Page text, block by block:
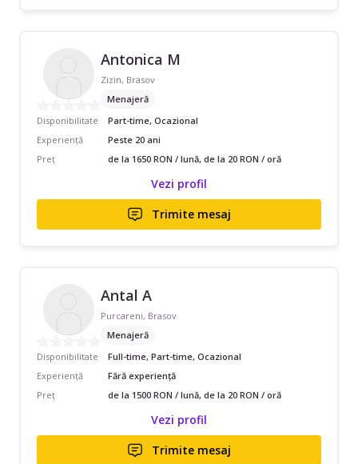
Antonica M
Zizin, Brasov
Menajeră
Disponibilitate
Part-time, Ocazional
Experiență
Peste 20 ani
Preț
de la 1650 RON / lună, de la 20 RON / oră
Vezi profil
Trimite mesaj
Antal A
Purcareni, Brasov
Menajeră
Disponibilitate
Full-time, Part-time, Ocazional
Experiență
Fără experiență
Preț
de la 1500 RON / lună, de la 20 RON / oră
Vezi profil
Trimite mesaj